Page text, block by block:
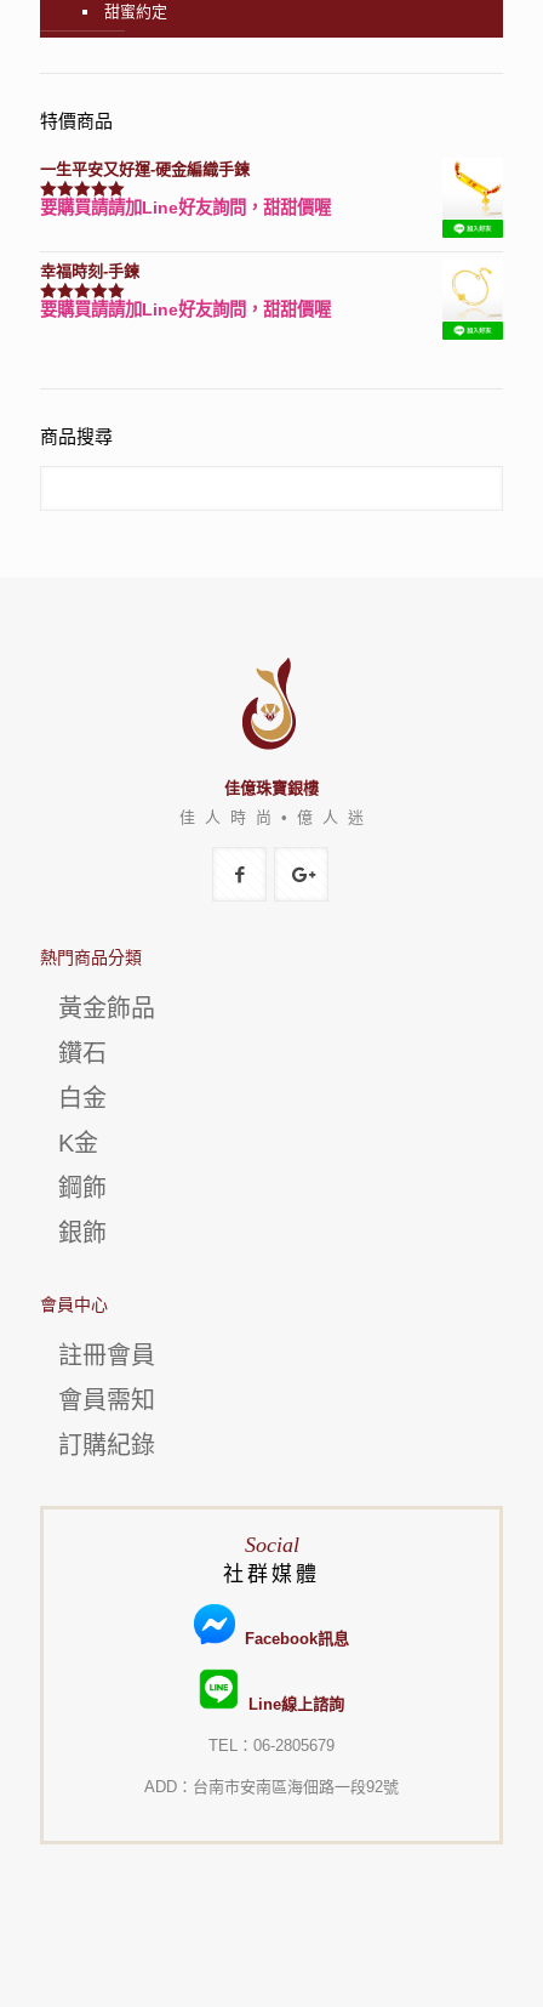
甜蜜約定
特價商品
一生平安又好運-硬金編織手鍊
評分7740滿分 5
要購買請請加Line好友詢問，甜甜價喔
幸福時刻-手鍊
評分3150滿分 5
要購買請請加Line好友詢問，甜甜價喔
商品搜尋
佳億珠寶銀樓
佳 人 時 尚 • 億 人 迷
熱門商品分類
黃金飾品
鑽石
白金
K金
鋼飾
銀飾
會員中心
註冊會員
會員需知
訂購紀錄
Social
社群媒體
Facebook訊息
Line線上諮詢
TEL：06-2805679
ADD：台南市安南區海佃路一段92號